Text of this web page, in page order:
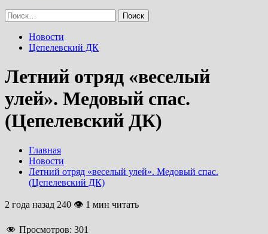
Найти:
Новости
Цепелевский ДК
Летний отряд «веселый
улей». Медовый спас.
(Цепелевский ДК)
Главная
Новости
Летний отряд «веселый улей». Медовый спас.
(Цепелевский ДК)
2 года назад 240 👁 1 мин читать
Просмотров: 301